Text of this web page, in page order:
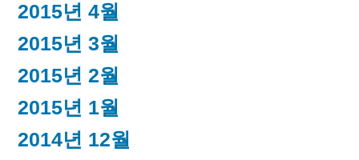
2015년 4월
2015년 3월
2015년 2월
2015년 1월
2014년 12월